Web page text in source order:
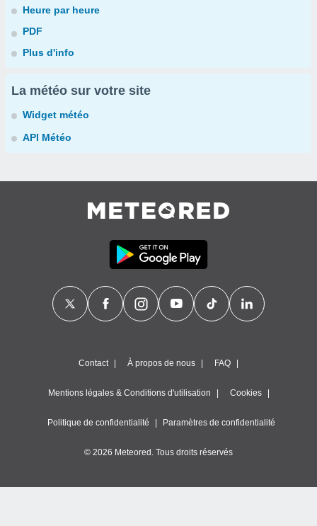
Heure par heure
PDF
Plus d'info
La météo sur votre site
Widget météo
API Météo
Contact À propos de nous FAQ
Mentions légales & Conditions d'utilisation Cookies
Politique de confidentialité Paramètres de confidentialité
© 2026 Meteored. Tous droits réservés